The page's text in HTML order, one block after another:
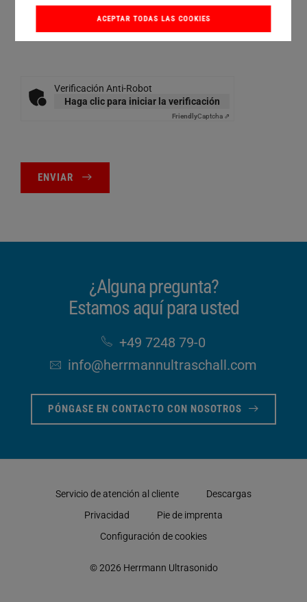
ACEPTAR TODAS LAS COOKIES
correo electrónico de contacto o enviando un mensaje
unsubscribe@herrmannultraschall.com
información:Política de privacidad.*
Verificación Anti-Robot
Haga clic para iniciar la verificación
FriendlyCaptcha ⇗
ENVIAR
¿Alguna pregunta?
Estamos aquí para usted
+49 7248 79-0
info​@herrmannultraschall​.com
PÓNGASE EN CONTACTO CON NOSOTROS
Servicio de atención al cliente
Descargas
Privacidad
Pie de imprenta
Configuración de cookies
© 2026 Herrmann Ultrasonido